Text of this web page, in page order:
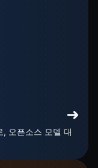
오픈소스 모델 대